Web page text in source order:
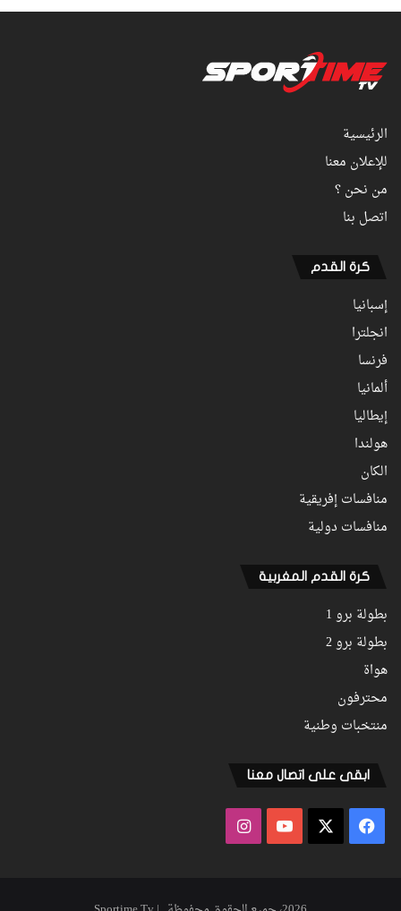
الرئيسية
للإعلان معنا
من نحن ؟
اتصل بنا
كرة القدم
إسبانيا
انجلترا
فرنسا
ألمانيا
إيطاليا
هولندا
الكان
منافسات إفريقية
منافسات دولية
كرة القدم المغربية
بطولة برو 1
بطولة برو 2
هواة
محترفون
منتخبات وطنية
ابقى على اتصال معنا
فيسبوك ‫YouTubeانستقرام